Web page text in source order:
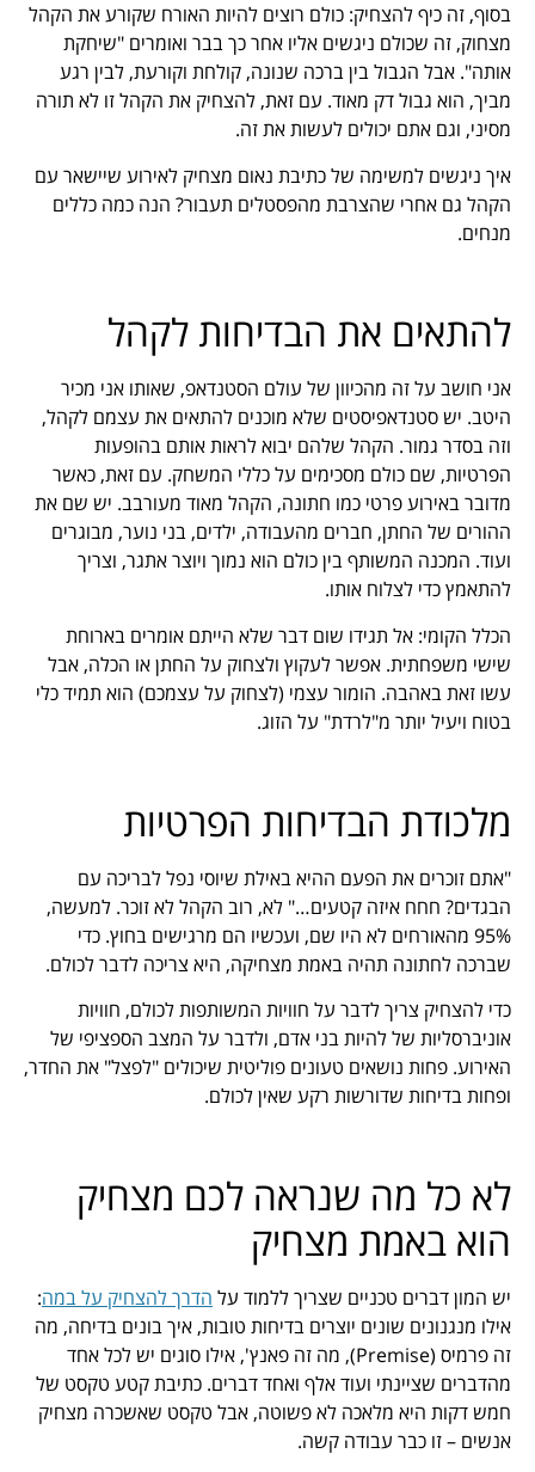
בסוף, זה כיף להצחיק: כולם רוצים להיות האורח שקורע את הקהל
מצחוק, זה שכולם ניגשים אליו אחר כך בבר ואומרים "שיחקת
אותה". אבל הגבול בין ברכה שנונה, קולחת וקורעת, לבין רגע
מביך, הוא גבול דק מאוד. עם זאת, להצחיק את הקהל זו לא תורה
מסיני, וגם אתם יכולים לעשות את זה.
איך ניגשים למשימה של כתיבת נאום מצחיק לאירוע שיישאר עם
הקהל גם אחרי שהצרבת מהפסטלים תעבור? הנה כמה כללים
מנחים.
להתאים את הבדיחות לקהל
אני חושב על זה מהכיוון של עולם הסטנדאפ, שאותו אני מכיר
היטב. יש סטנדאפיסטים שלא מוכנים להתאים את עצמם לקהל,
וזה בסדר גמור. הקהל שלהם יבוא לראות אותם בהופעות
הפרטיות, שם כולם מסכימים על כללי המשחק. עם זאת, כאשר
מדובר באירוע פרטי כמו חתונה, הקהל מאוד מעורבב. יש שם את
ההורים של החתן, חברים מהעבודה, ילדים, בני נוער, מבוגרים
ועוד. המכנה המשותף בין כולם הוא נמוך ויוצר אתגר, וצריך
להתאמץ כדי לצלוח אותו.
הכלל הקומי: אל תגידו שום דבר שלא הייתם אומרים בארוחת
שישי משפחתית. אפשר לעקוץ ולצחוק על החתן או הכלה, אבל
עשו זאת באהבה. הומור עצמי (לצחוק על עצמכם) הוא תמיד כלי
בטוח ויעיל יותר מ"לרדת" על הזוג.
מלכודת הבדיחות הפרטיות
"אתם זוכרים את הפעם ההיא באילת שיוסי נפל לבריכה עם
הבגדים? חחח איזה קטעים…" לא, רוב הקהל לא זוכר. למעשה,
95% מהאורחים לא היו שם, ועכשיו הם מרגישים בחוץ. כדי
שברכה לחתונה תהיה באמת מצחיקה, היא צריכה לדבר לכולם.
כדי להצחיק צריך לדבר על חוויות המשותפות לכולם, חוויות
אוניברסליות של להיות בני אדם, ולדבר על המצב הספציפי של
האירוע. פחות נושאים טעונים פוליטית שיכולים "לפצל" את החדר,
ופחות בדיחות שדורשות רקע שאין לכולם.
לא כל מה שנראה לכם מצחיק
הוא באמת מצחיק
יש המון דברים טכניים שצריך ללמוד על הדרך להצחיק על במה:
אילו מנגנונים שונים יוצרים בדיחות טובות, איך בונים בדיחה, מה
זה פרמיס (Premise), מה זה פאנץ', אילו סוגים יש לכל אחד
מהדברים שציינתי ועוד אלף ואחד דברים. כתיבת קטע טקסט של
חמש דקות היא מלאכה לא פשוטה, אבל טקסט שאשכרה מצחיק
אנשים – זו כבר עבודה קשה.